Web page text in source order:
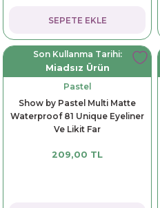
SEPETE EKLE
Son Kullanma Tarihi:
Miadsız Ürün
Pastel
Show by Pastel Multi Matte
Waterproof 81 Unique Eyeliner
Ve Likit Far
209,00 TL